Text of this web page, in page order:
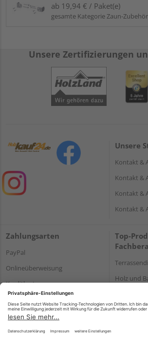
ab 19,94 € / Paket(e)
gesamte Kategorie Zaun-
Unsere Zertifizierungen
Unsere
Kontakt &
Kontakt &
Kontakt &
Kontakt &
Zahlungsarten
PayPal
Onlineüberweisung
Kreditkarte
*Bonität vorausgesetzt
Top-
Holz und